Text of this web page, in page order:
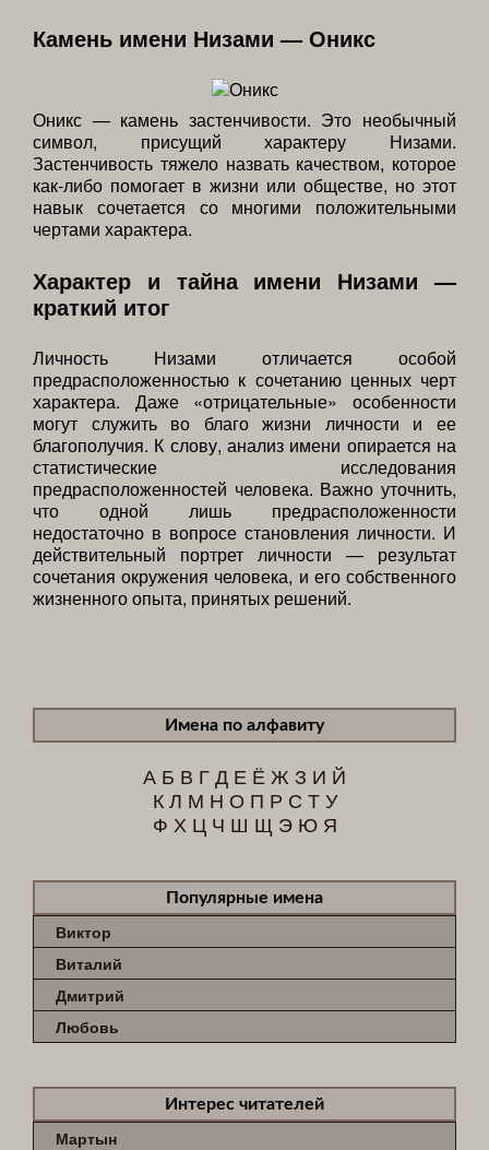
Камень имени Низами — Оникс
Оникс — камень застенчивости. Это необычный
символ, присущий характеру Низами.
Застенчивость тяжело назвать качеством, которое
как-либо помогает в жизни или обществе, но этот
навык сочетается со многими положительными
чертами характера.
Характер и тайна имени Низами —
краткий итог
Личность Низами отличается особой
предрасположенностью к сочетанию ценных черт
характера. Даже «отрицательные» особенности
могут служить во благо жизни личности и ее
благополучия. К слову, анализ имени опирается на
статистические исследования
предрасположенностей человека. Важно уточнить,
что одной лишь предрасположенности
недостаточно в вопросе становления личности. И
действительный портрет личности — результат
сочетания окружения человека, и его собственного
жизненного опыта, принятых решений.
Имена по алфавиту
А Б В ГД Е Ё Ж З И Й
К Л М Н О П Р С Т У
Ф Х Ц Ч Ш Щ Э Ю Я
Популярные имена
Виктор
Виталий
Дмитрий
Любовь
Интерес читателей
Мартын